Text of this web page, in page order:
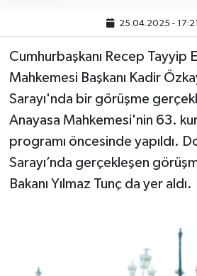
25.04.2025 - 17:21
Cumhurbaşkanı Recep Tayyip
Mahkemesi Başkanı Kadir
Sarayı'nda bir görüşme
Anayasa Mahkemesi'nin 63.
programı öncesinde yapıldı.
Sarayı’nda gerçekleşen
Bakanı Yılmaz Tunç da yer aldı.
Spor
Eğitim